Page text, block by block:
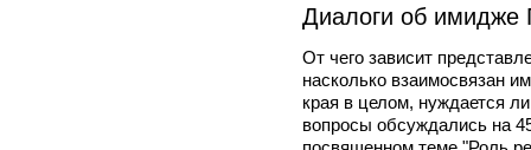
Диалоги об имидже
От чего зависит
насколько взаимосвязан
края в целом, нуждается
вопросы обсуждались на